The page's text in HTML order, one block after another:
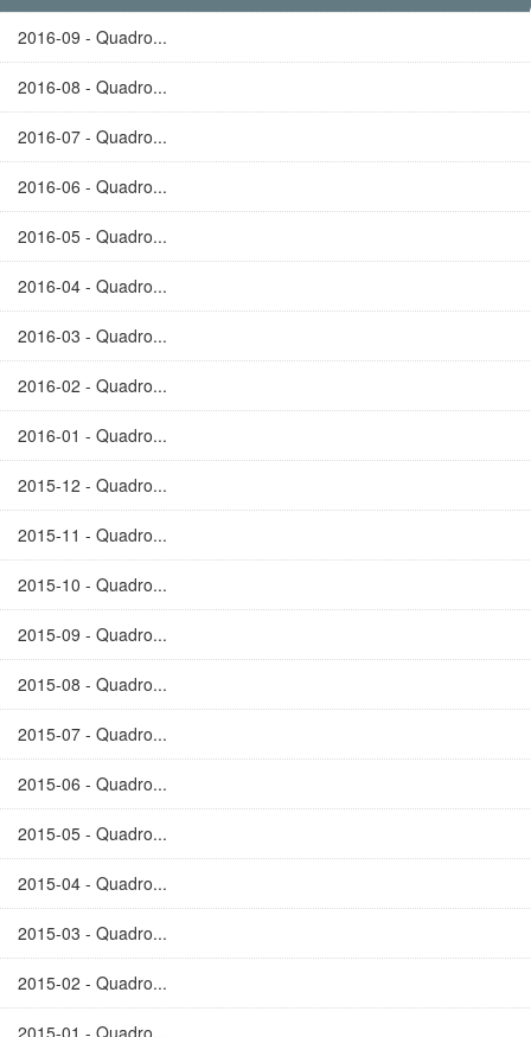
2016-09 - Quadro...
2016-08 - Quadro...
2016-07 - Quadro...
2016-06 - Quadro...
2016-05 - Quadro...
2016-04 - Quadro...
2016-03 - Quadro...
2016-02 - Quadro...
2016-01 - Quadro...
2015-12 - Quadro...
2015-11 - Quadro...
2015-10 - Quadro...
2015-09 - Quadro...
2015-08 - Quadro...
2015-07 - Quadro...
2015-06 - Quadro...
2015-05 - Quadro...
2015-04 - Quadro...
2015-03 - Quadro...
2015-02 - Quadro...
2015-01 - Quadro...